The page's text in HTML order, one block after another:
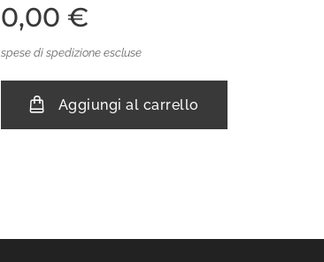
0,00 €
spese di spedizione escluse
Aggiungi al carrello